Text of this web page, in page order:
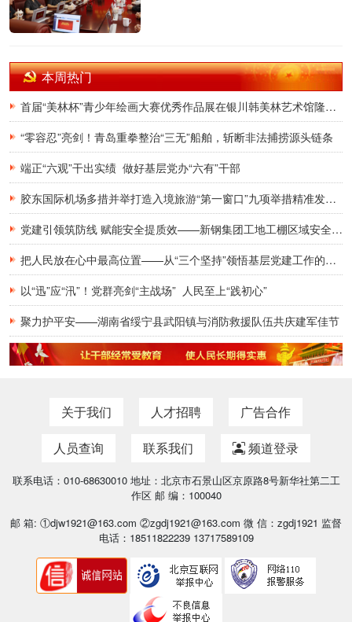
本周热门
首届“美林杯”青少年绘画大赛优秀作品展在银川韩美林艺术馆隆重开幕
“零容忍”亮剑！青岛重拳整治“三无”船舶，斩断非法捕捞源头链条
端正“六观”干出实绩 做好基层党办“六有”干部
胶东国际机场多措并举打造入境旅游“第一窗口”九项举措精准发力，助力青岛建设国际滨海旅游度假胜地
党建引领筑防线 赋能安全提质效——新钢集团工地工棚区域安全管理创新实践研究
把人民放在心中最高位置——从“三个坚持”领悟基层党建工作的为民初心
以“迅”应“汛”！党群亮剑“主战场” 人民至上“践初心”
聚力护平安——湖南省绥宁县武阳镇与消防救援队伍共庆建军佳节
关于我们 人才招聘
广告合作
人员查询
联系我们 频道登录
联系电话：010-68630010 地址：北京市石景山区京原路8号新华社第二工
作区 邮 编：100040
邮 箱: ①djw1921@163.com ②zgdj1921@163.com 微 信：zgdj1921 监督
电话：18511822239 13717589109